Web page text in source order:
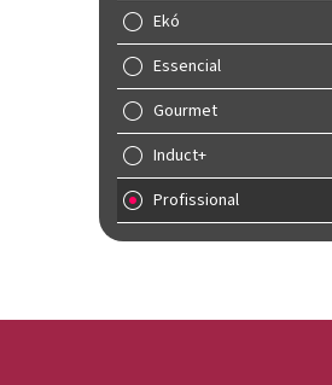
Ekó
Essencial
Gourmet
Induct+
Profissional